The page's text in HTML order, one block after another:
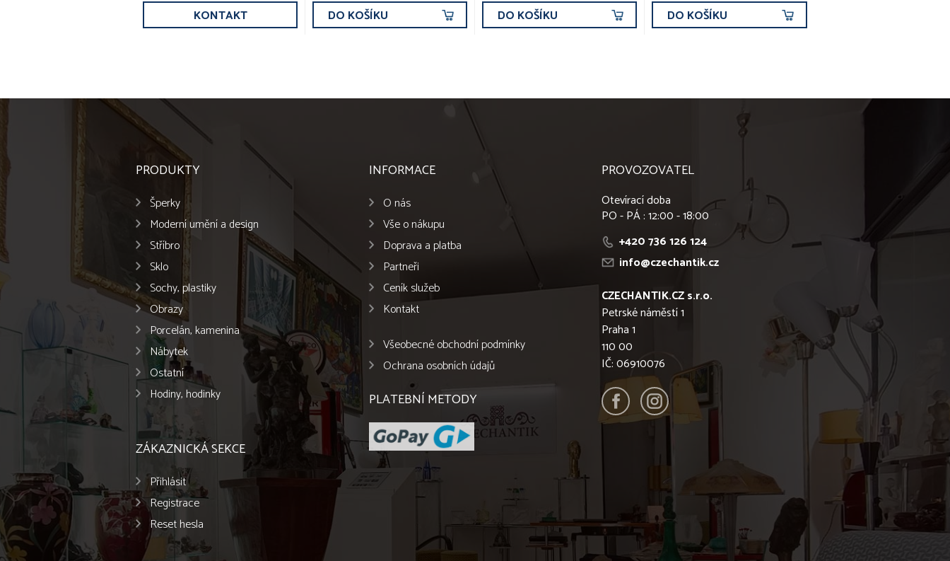
KONTAKT DO KOŠÍKU DO KOŠÍKU DO KOŠÍKU
PRODUKTY
Šperky
Moderní umění a design
Stříbro
Sklo
Sochy, plastiky
Obrazy
Porcelán, kamenina
Nábytek
Ostatní
Hodiny, hodinky
ZÁKAZNICKÁ SEKCE
Přihlásit
Registrace
Reset hesla
INFORMACE
O nás
Vše o nákupu
Doprava a platba
Partneři
Ceník služeb
Kontakt
Všeobecné obchodní podmínky
Ochrana osobních údajů
PLATEBNÍ METODY
PROVOZOVATEL
Otevírací doba
PO - PÁ : 12:00 - 18:00
+420 736 126 124
info@czechantik.cz
CZECHANTIK.CZ s.r.o.
Petrské náměstí 1
Praha 1
110 00
IČ: 06910076